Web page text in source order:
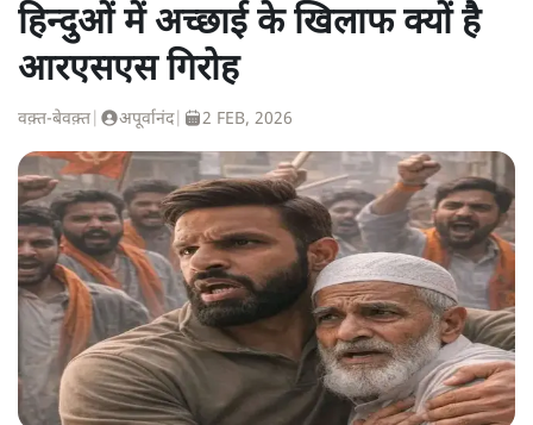
हिन्दुओं में अच्छाई के खिलाफ क्यों है
आरएसएस गिरोह
वक़्त-बेवक़्त अपूर्वानंद| 2 FEB, 2026